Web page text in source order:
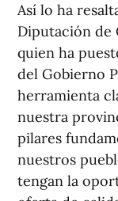
Así lo ha
Diputación de
quien ha
del Gobierno
herramienta
nuestra
pilares
nuestros
tengan la